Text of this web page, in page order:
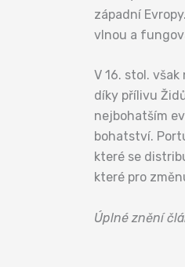
západní
vlnou a
V 16. stol.
díky přílivu
nejbohatším
bohatství.
které se
které pro
Úplné znění